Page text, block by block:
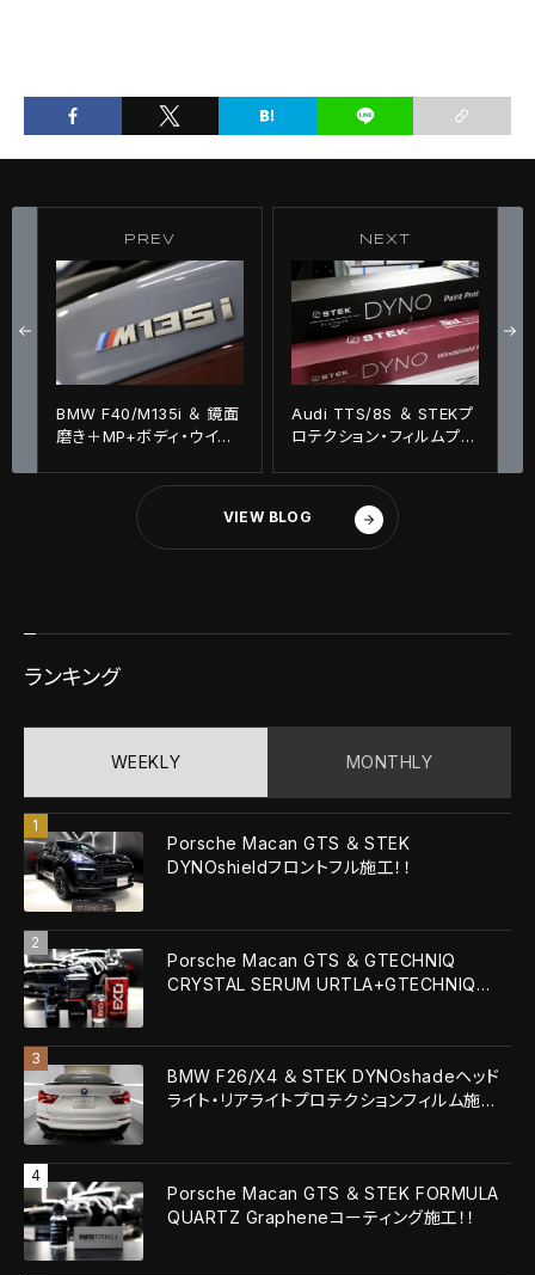
PREV
BMW F40/M135i ＆ 鏡面
磨き＋MP+ボディ・ウイン
NEXT
Audi TTS/8S ＆ STEKプ
ロテクション・フィルムプロ
VIEW BLOG
ランキング
WEEKLY MONTHLY
Porsche Macan GTS ＆ STEK
DYNOshieldフロントフル施工！！
Porsche Macan GTS ＆ GTECHNIQ
CRYSTAL SERUM URTLA+GTECHNIQ
BMW F26/X4 ＆ STEK DYNOshadeヘッド
ライト・リアライトプロテクションフィルム施
Porsche Macan GTS ＆ STEK FORMULA
QUARTZ Grapheneコーティング施工！！